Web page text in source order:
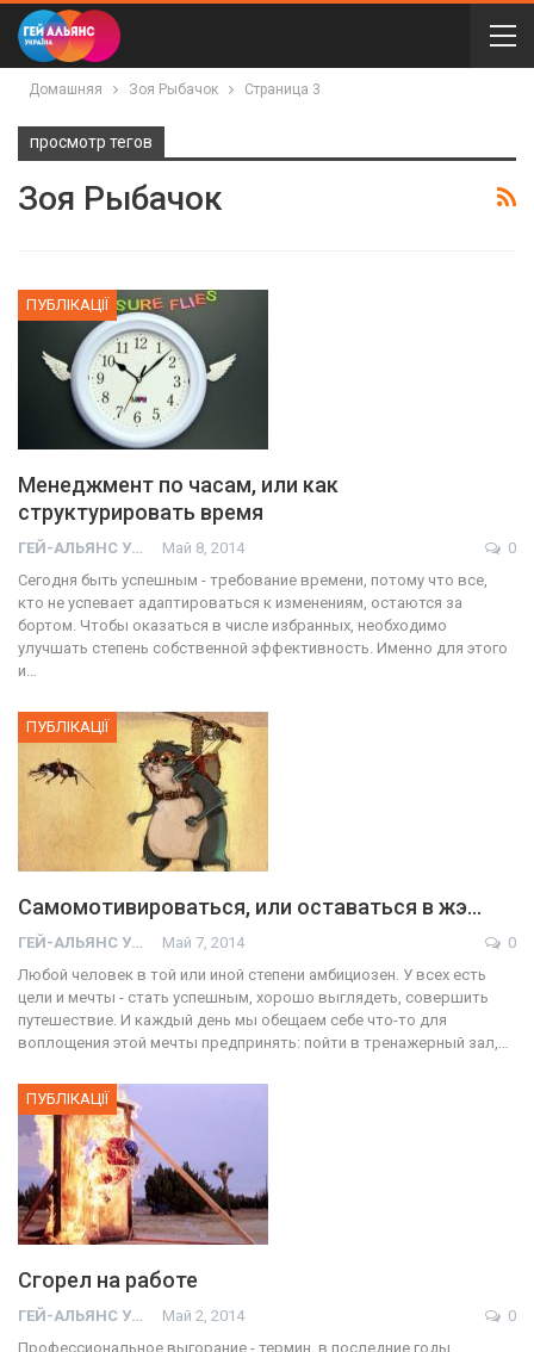
Домашняя Зоя Рыбачок Страница 3
просмотр тегов
Зоя Рыбачок
ПУБЛІКАЦІЇ
Менеджмент по часам, или как
структурировать время
ГЕЙ-АЛЬЯНС УКРАИНА Май 8, 2014
0
Сегодня быть успешным - требование времени, потому что все,
кто не успевает адаптироваться к изменениям, остаются за
бортом. Чтобы оказаться в числе избранных, необходимо
улучшать степень собственной эффективность. Именно для этого
и…
ПУБЛІКАЦІЇ
Самомотивироваться, или оставаться в жэ…
ГЕЙ-АЛЬЯНС УКРАИНА Май 7, 2014
0
Любой человек в той или иной степени амбициозен. У всех есть
цели и мечты - стать успешным, хорошо выглядеть, совершить
путешествие. И каждый день мы обещаем себе что-то для
воплощения этой мечты предпринять: пойти в тренажерный зал,…
ПУБЛІКАЦІЇ
Сгорел на работе
ГЕЙ-АЛЬЯНС УКРАИНА Май 2, 2014
0
Профессиональное выгорание - термин, в последние годы